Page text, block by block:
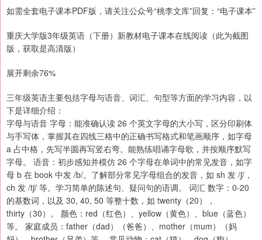
如需全套电子课本PDF版，请关注公众号“桃李文库”回复：“电子课本”
重庆大学版3年级英语（下册）新教材电子课本在线阅读（此为截图
版，获取是高清版）
展开剩余76%
三年级英语主要包括字母与语音、词汇、句型等方面的学习内容，以
下是详细介绍：
字母与语音 字母：能准确认读 26 个英文字母的大小写，区分印刷体
与手写体，掌握其在四线三格中的正确书写格式和笔画顺序，如字母
a 占中格，先写半圆再写竖右弯。能熟练唱诵字母歌，并按顺序默写
字母。 语音：初步感知并模仿 26 个字母在单词中的常见发音，如字
母 b 在 book 中发 /b/。了解部分常见字母组合的发音，如 sh 发 /ʃ/，
ch 发 /tʃ/ 等。学习简单的陈述句、疑问句的语调。 词汇 数字：0-20
的基数词，以及 30, 40, 50 等整十数，如 twenty（20），
thirty（30）。 颜色：red（红色）、yellow（黄色）、blue（蓝色）
等。 家庭成员：father（dad）（爸爸）、mother（mum）（妈